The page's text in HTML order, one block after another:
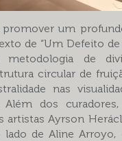
um
de “Um Defeito
de
circular de
nas
Além dos
artistas Ayrson
lado de Aline Arroyo,